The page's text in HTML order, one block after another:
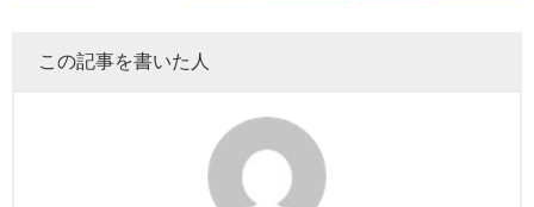
この記事を書いた人